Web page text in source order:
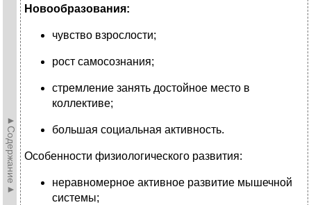
►Содержание►
Новообразования:
чувство взрослости;
рост самосознания;
стремление занять достойное место в
коллективе;
большая социальная активность.
Особенности физиологического развития:
неравномерное активное развитие мышечной
системы;